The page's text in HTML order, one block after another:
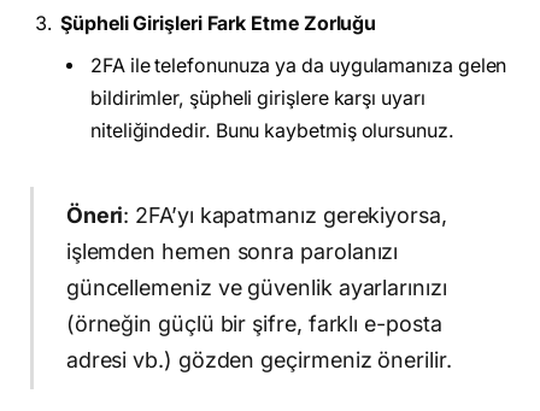
Şüpheli Girişleri Fark Etme Zorluğu
2FA ile telefonunuza ya da uygulamanıza gelen
bildirimler, şüpheli girişlere karşı uyarı
niteliğindedir. Bunu kaybetmiş olursunuz.
Öneri: 2FA’yı kapatmanız gerekiyorsa,
işlemden hemen sonra parolanızı
güncellemeniz ve güvenlik ayarlarınızı
(örneğin güçlü bir şifre, farklı e-posta
adresi vb.) gözden geçirmeniz önerilir.